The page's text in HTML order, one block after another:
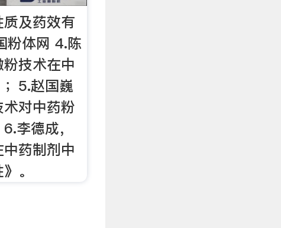
及药效有
粉体网 4.陈
技术在中
5.赵国巍
对中药粉
李德成，
中药制剂中
。